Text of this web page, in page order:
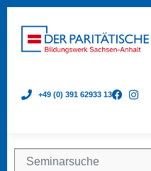
+49 (0) 391 62933 13